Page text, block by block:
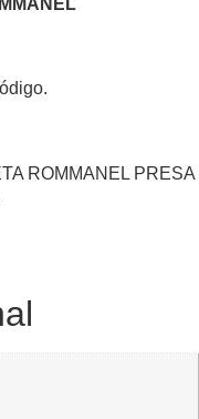
ROMMANEL PRESA